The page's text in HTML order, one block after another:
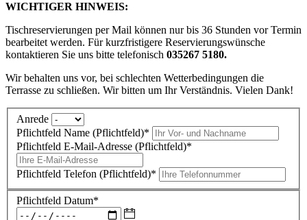
WICHTIGER HINWEIS:
Tischreservierungen per Mail können nur bis 36 Stunden vor Termin
bearbeitet werden. Für kurzfristigere Reservierungswünsche
kontaktieren Sie uns bitte telefonisch 035267 5180.
Wir behalten uns vor, bei schlechten Wetterbedingungen die
Terrasse zu schließen. Wir bitten um Ihr Verständnis. Vielen Dank!
Anrede
Pflichtfeld Name (Pflichtfeld)*
Pflichtfeld E-Mail-Adresse (Pflichtfeld)*
Pflichtfeld Telefon (Pflichtfeld)*
Pflichtfeld Datum*